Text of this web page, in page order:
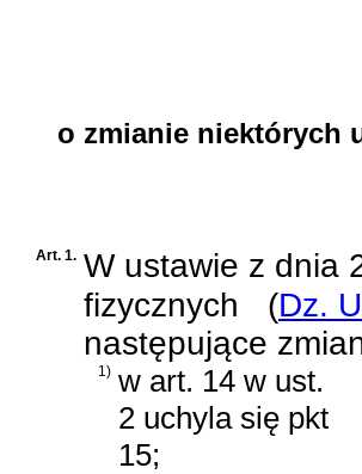
o zmianie niektórych
Art. 1. W ustawie z dnia
fizycznych
(Dz.
następujące
1) w art. 14 w ust.
2 uchyla się pkt
15;